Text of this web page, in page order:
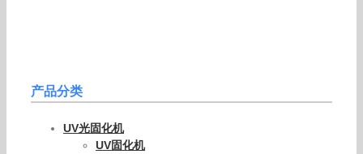
产品分类
UV光固化机
UV固化机